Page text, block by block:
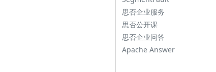
思否企业服务
思否公开课
思否企业问答
Apache Answer